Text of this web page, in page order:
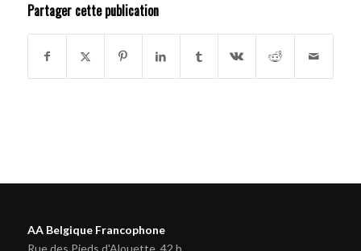
Partager cette publication
AA Belgique Francophone
Rue des Pieds d'Alouette, 42 b